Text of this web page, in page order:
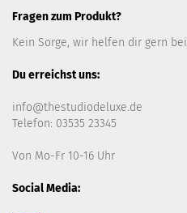
Fragen zum Produkt?
Kein Sorge, wir helfen dir gern
Du erreichst uns:
info@thestudiodeluxe.de
Telefon: 03535 23345
Von Mo-Fr 10-16 Uhr
Social Media: